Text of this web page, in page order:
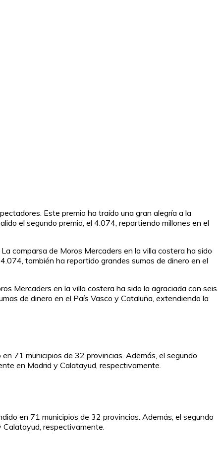
Este premio ha traído una gran alegría a la
el segundo premio, el 4.074, repartiendo millones en el
comparsa de Moros Mercaders en la villa costera ha sido
también ha repartido grandes sumas de dinero en el
Mercaders en la villa costera ha sido la agraciada con seis
de dinero en el País Vasco y Cataluña, extendiendo la
71 municipios de 32 provincias. Además, el segundo
en Madrid y Calatayud, respectivamente.
en 71 municipios de 32 provincias. Además, el segundo
respectivamente.